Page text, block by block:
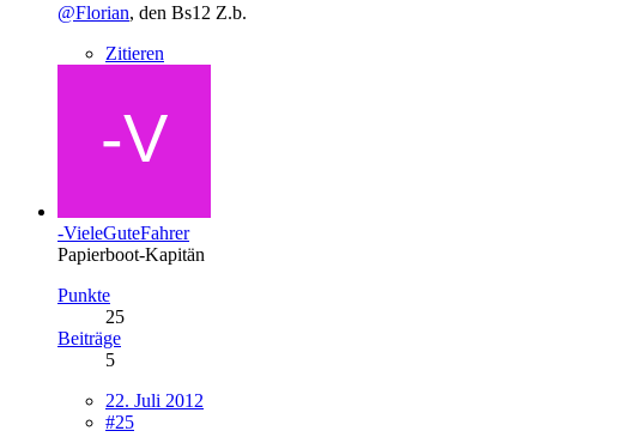
@Florian, den Bs12 Z.b.
Zitieren
-VieleGuteFahrer
Papierboot-Kapitän
Punkte
25
Beiträge
5
22. Juli 2012
#25